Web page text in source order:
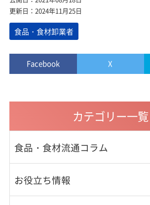
更新日：2024年11月25日
食品・食材卸業者
Facebook X
カテゴリー一覧
食品・食材流通コラム
お役立ち情報